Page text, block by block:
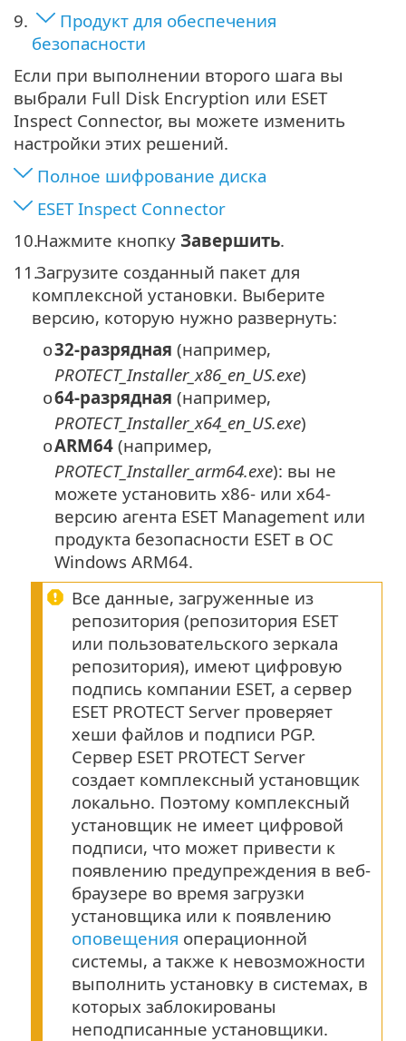
9.
Продукт для обеспечения
безопасности
Если при выполнении второго шага вы
выбрали Full Disk Encryption или ESET
Inspect Connector, вы можете изменить
настройки этих решений.
Полное шифрование диска
ESET Inspect Connector
10.Нажмите кнопку Завершить.
11.Загрузите созданный пакет для
комплексной установки. Выберите
версию, которую нужно развернуть:
o32-разрядная (например,
PROTECT_Installer_x86_en_US.exe)
o64-разрядная (например,
PROTECT_Installer_x64_en_US.exe)
oARM64 (например,
PROTECT_Installer_arm64.exe): вы не
можете установить x86- или x64-
версию агента ESET Management или
продукта безопасности ESET в ОС
Windows ARM64.
Все данные, загруженные из
репозитория (репозитория ESET
или пользовательского зеркала
репозитория), имеют цифровую
подпись компании ESET, а сервер
ESET PROTECT Server проверяет
хеши файлов и подписи PGP.
Сервер ESET PROTECT Server
создает комплексный установщик
локально. Поэтому комплексный
установщик не имеет цифровой
подписи, что может привести к
появлению предупреждения в веб-
браузере во время загрузки
установщика или к появлению
оповещения операционной
системы, а также к невозможности
выполнить установку в системах, в
которых заблокированы
неподписанные установщики.